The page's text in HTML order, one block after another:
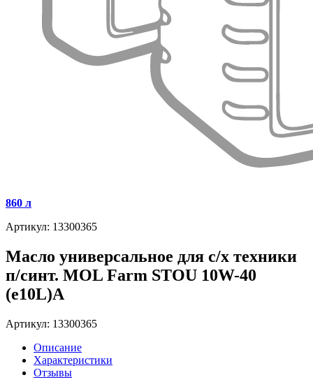
860 л
Артикул: 13300365
Масло универсальное для с/х техники
п/синт. MOL Farm STOU 10W-40
(e10L)A
Артикул: 13300365
Описание
Характеристики
Отзывы